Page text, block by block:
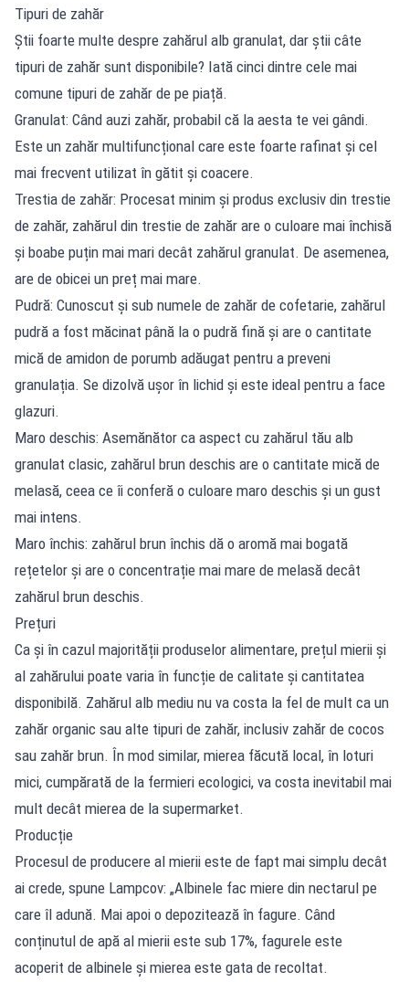
Tipuri de zahăr
Știi foarte multe despre zahărul alb granulat, dar știi câte
tipuri de zahăr sunt disponibile? Iată cinci dintre cele mai
comune tipuri de zahăr de pe piață.
Granulat: Când auzi zahăr, probabil că la aesta te vei gândi.
Este un zahăr multifuncțional care este foarte rafinat și cel
mai frecvent utilizat în gătit și coacere.
Trestia de zahăr: Procesat minim și produs exclusiv din trestie
de zahăr, zahărul din trestie de zahăr are o culoare mai închisă
și boabe puțin mai mari decât zahărul granulat. De asemenea,
are de obicei un preț mai mare.
Pudră: Cunoscut și sub numele de zahăr de cofetarie, zahărul
pudră a fost măcinat până la o pudră fină și are o cantitate
mică de amidon de porumb adăugat pentru a preveni
granulația. Se dizolvă ușor în lichid și este ideal pentru a face
glazuri.
Maro deschis: Asemănător ca aspect cu zahărul tău alb
granulat clasic, zahărul brun deschis are o cantitate mică de
melasă, ceea ce îi conferă o culoare maro deschis și un gust
mai intens.
Maro închis: zahărul brun închis dă o aromă mai bogată
rețetelor și are o concentrație mai mare de melasă decât
zahărul brun deschis.
Prețuri
Ca și în cazul majorității produselor alimentare, prețul mierii și
al zahărului poate varia în funcție de calitate și cantitatea
disponibilă. Zahărul alb mediu nu va costa la fel de mult ca un
zahăr organic sau alte tipuri de zahăr, inclusiv zahăr de cocos
sau zahăr brun. În mod similar, mierea făcută local, în loturi
mici, cumpărată de la fermieri ecologici, va costa inevitabil mai
mult decât mierea de la supermarket.
Producție
Procesul de producere al mierii este de fapt mai simplu decât
ai crede, spune Lampcov: „Albinele fac miere din nectarul pe
care îl adună. Mai apoi o depozitează în fagure. Când
conținutul de apă al mierii este sub 17%, fagurele este
acoperit de albinele și mierea este gata de recoltat.